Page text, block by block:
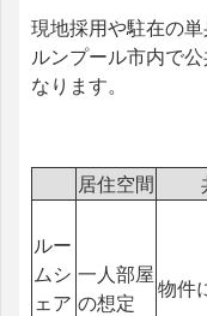
現地採用や駐在の
ルンプール市内で
なります。
居住空間
ルー
ムシ
ェア
一人部屋
の想定
物件